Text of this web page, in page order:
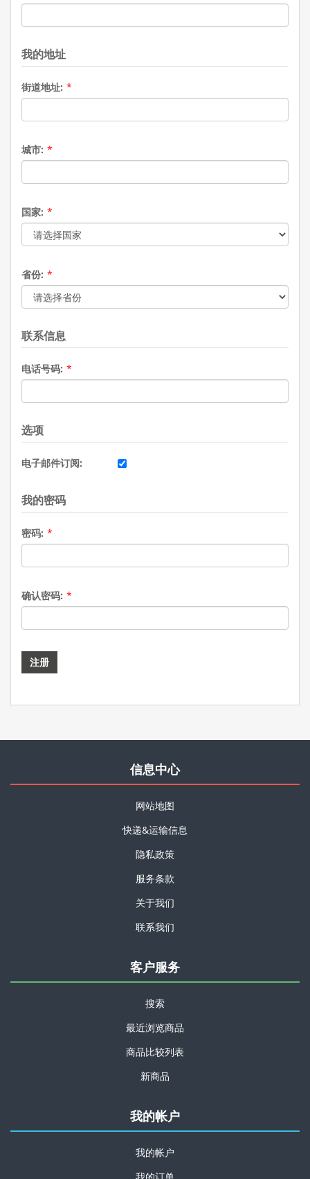
我的地址
街道地址: *
城市: *
国家: *
省份: *
联系信息
电话号码: *
选项
电子邮件订阅:
我的密码
密码: *
确认密码: *
信息中心
网站地图
快递&运输信息
隐私政策
服务条款
关于我们
联系我们
客户服务
搜索
最近浏览商品
商品比较列表
新商品
我的帐户
我的帐户